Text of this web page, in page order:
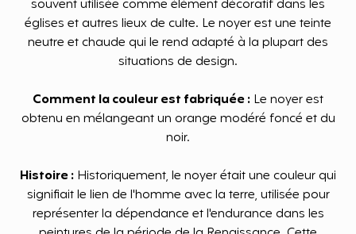
souvent utilisée comme élément décoratif dans les
églises et autres lieux de culte. Le noyer est une teinte
neutre et chaude qui le rend adapté à la plupart des
situations de design.
Comment la couleur est fabriquée : Le noyer est
obtenu en mélangeant un orange modéré foncé et du
noir.
Histoire : Historiquement, le noyer était une couleur qui
signifiait le lien de l'homme avec la terre, utilisée pour
représenter la dépendance et l'endurance dans les